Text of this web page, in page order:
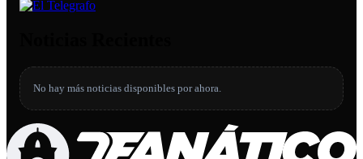
No hay más noticias disponibles por ahora.